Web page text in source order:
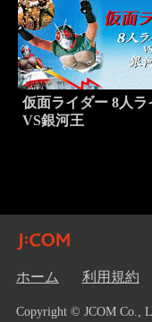
仮面ライダー 8人ラ
VS銀河王
ホーム 利用規約
Copyright © JCOM Co.,